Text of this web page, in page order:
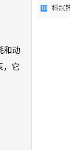
和动
，它
10 科冠